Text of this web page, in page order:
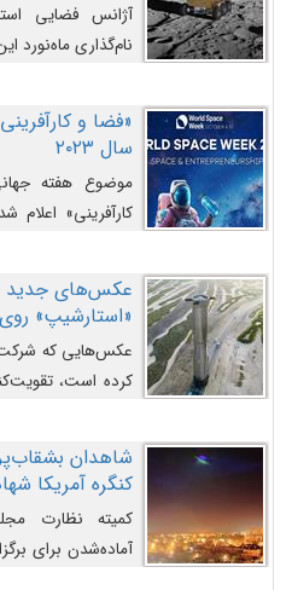
آژانس فضایی
نام‌گذاری ماه‌نورد
«فضا و
سال ۲۰۲۳
کارآفرینی»
روزافزون
کارآفرینان این
عکس‌های جدید
«استارشیپ»
عکس‌هایی که شرکت
کرده است،
شاهدان
کنگره آمریکا
کمیته نظارت
آماده‌شدن برای